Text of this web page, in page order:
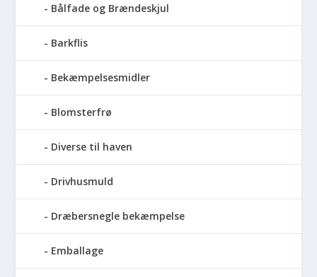
Bålfade og Brændeskjul
Barkflis
Bekæmpelsesmidler
Blomsterfrø
Diverse til haven
Drivhusmuld
Dræbersnegle bekæmpelse
Emballage